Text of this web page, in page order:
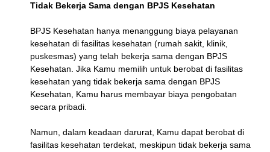
Tidak Bekerja Sama dengan BPJS Kesehatan
BPJS Kesehatan hanya menanggung biaya pelayanan
kesehatan di fasilitas kesehatan (rumah sakit, klinik,
puskesmas) yang telah bekerja sama dengan BPJS
Kesehatan. Jika Kamu memilih untuk berobat di fasilitas
kesehatan yang tidak bekerja sama dengan BPJS
Kesehatan, Kamu harus membayar biaya pengobatan
secara pribadi.
Namun, dalam keadaan darurat, Kamu dapat berobat di
fasilitas kesehatan terdekat, meskipun tidak bekerja sama